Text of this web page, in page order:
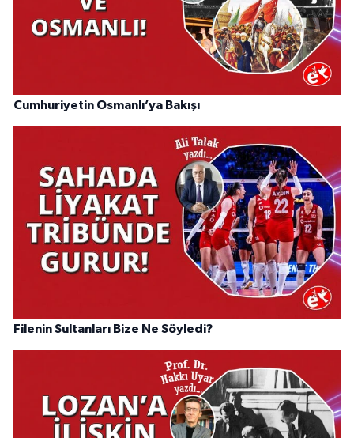
Cumhuriyetin Osmanlı’ya Bakışı
Filenin Sultanları Bize Ne Söyledi?